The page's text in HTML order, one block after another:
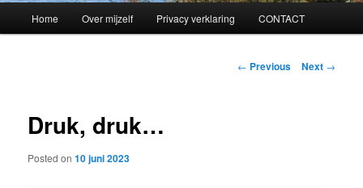
Skip
content
Home Over mijzelf Privacy verklaring CONTACT
Post
← Previous Next →
Druk, druk…
Posted on10 juni 2023